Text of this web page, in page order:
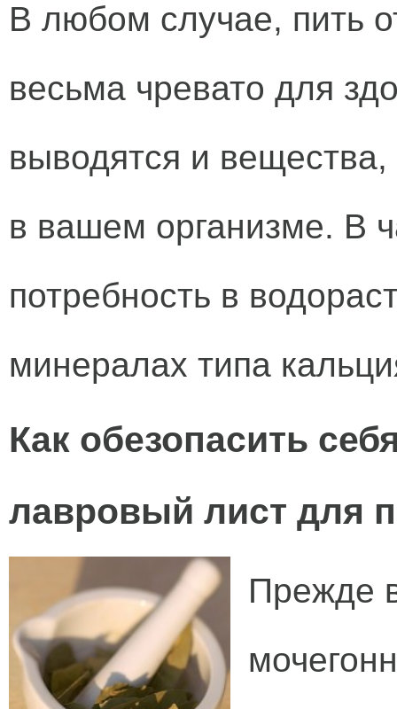
В любом случае, пить
весьма чревато для
выводятся и
в вашем организме. В
потребность в
минералах типа
Как обезопасить
лавровый лист для
Прежде